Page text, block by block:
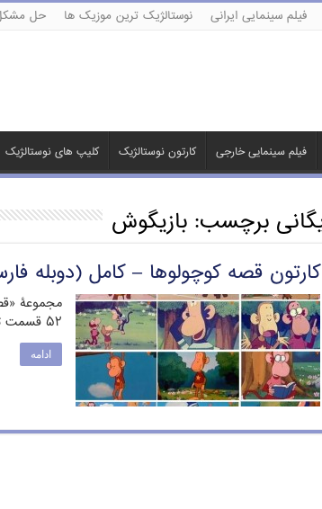
فیلم سینمایی ایرانی نوستالژیک ترین موزیک ها حل مشکل
فیلم سینمایی خارجی کارتون نوستالژیک کلیپ های نوستالژیک
برچسب:بازیگوش
کارتون قصه کوچولوها – کامل (دوبله
مجموعۀ
۵۲ قسمت تولید شده که از این تعداد، ۳۶ …
ادامه